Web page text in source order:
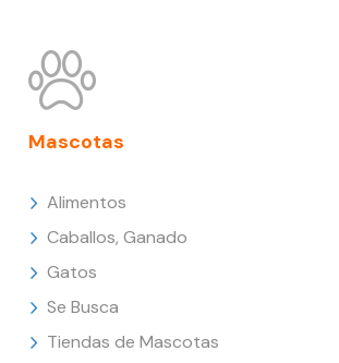
Mascotas
Alimentos
Caballos, Ganado
Gatos
Se Busca
Tiendas de Mascotas